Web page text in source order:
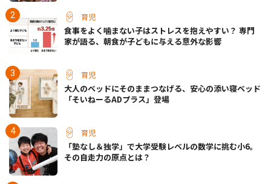
育児
食事をよく噛まない子はストレスを抱えやすい？ 専門
家が語る、朝食が子どもに与える意外な影響
育児
大人のベッドにそのままつなげる、安心の添い寝ベッド
「そいねーるADプラス」登場
育児
「塾なし＆独学」で大学受験レベルの数学に挑む小6。
その自走力の原点とは？